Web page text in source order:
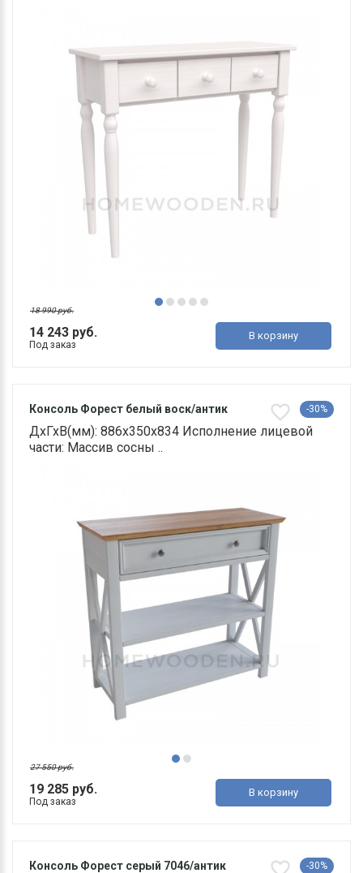
14 243 руб.
18 990 руб.
Под заказ
В корзину
Консоль Форест белый воск/антик -30%
ДхГхВ(мм): 886х350х834 Исполнение лицевой
части: Массив сосны ..
19 285 руб.
27 550 руб.
Под заказ
В корзину
Консоль Форест серый 7046/антик -30%